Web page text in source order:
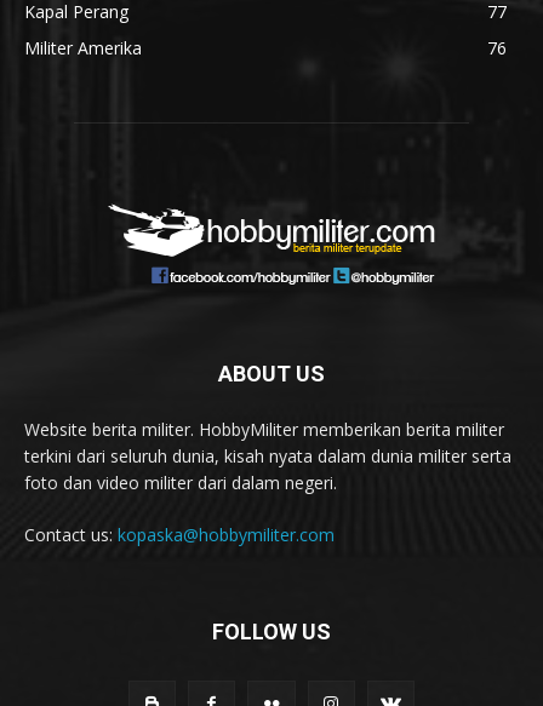
Kapal Perang
77
Militer Amerika
76
ABOUT US
Website berita militer. HobbyMiliter memberikan berita militer
terkini dari seluruh dunia, kisah nyata dalam dunia militer serta
foto dan video militer dari dalam negeri.
Contact us: kopaska@hobbymiliter.com
FOLLOW US